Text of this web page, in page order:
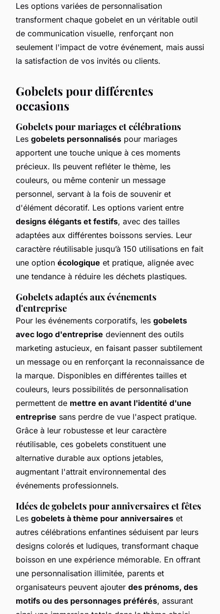
Les options variées de personnalisation
transforment chaque gobelet en un véritable outil
de communication visuelle, renforçant non
seulement l'impact de votre événement, mais aussi
la satisfaction de vos invités ou clients.
Gobelets pour différentes
occasions
Gobelets pour mariages et célébrations
Les gobelets personnalisés pour mariages
apportent une touche unique à ces moments
précieux. Ils peuvent refléter le thème, les
couleurs, ou même contenir un message
personnel, servant à la fois de souvenir et
d'élément décoratif. Les options varient entre
designs élégants et festifs, avec des tailles
adaptées aux différentes boissons servies. Leur
caractère réutilisable jusqu’à 150 utilisations en fait
une option écologique et pratique, alignée avec
une tendance à réduire les déchets plastiques.
Gobelets adaptés aux événements
d'entreprise
Pour les événements corporatifs, les gobelets
avec logo d'entreprise deviennent des outils
marketing astucieux, en faisant passer subtilement
un message ou en renforçant la reconnaissance de
la marque. Disponibles en différentes tailles et
couleurs, leurs possibilités de personnalisation
permettent de mettre en avant l'identité d'une
entreprise sans perdre de vue l'aspect pratique.
Grâce à leur robustesse et leur caractère
réutilisable, ces gobelets constituent une
alternative durable aux options jetables,
augmentant l'attrait environnemental des
événements professionnels.
Idées de gobelets pour anniversaires et fêtes
Les gobelets à thème pour anniversaires et
autres célébrations enfantines séduisent par leurs
designs colorés et ludiques, transformant chaque
boisson en une expérience mémorable. En offrant
une personnalisation illimitée, parents et
organisateurs peuvent ajouter des prénoms, des
motifs ou des personnages préférés, assurant